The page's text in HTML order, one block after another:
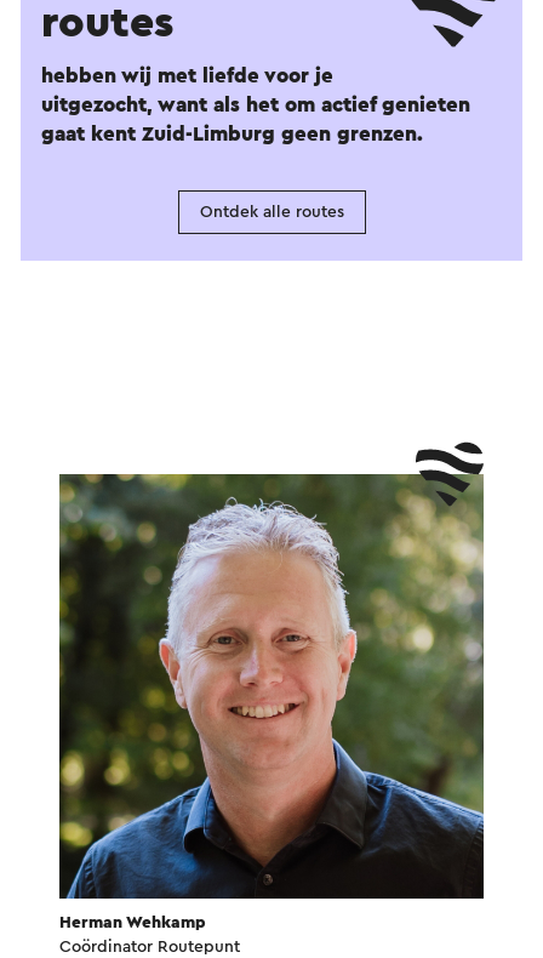
routes
hebben wij met liefde voor je
uitgezocht, want als het om actief genieten
gaat kent Zuid-Limburg geen grenzen.
Ontdek alle routes
Herman Wehkamp
Coördinator Routepunt